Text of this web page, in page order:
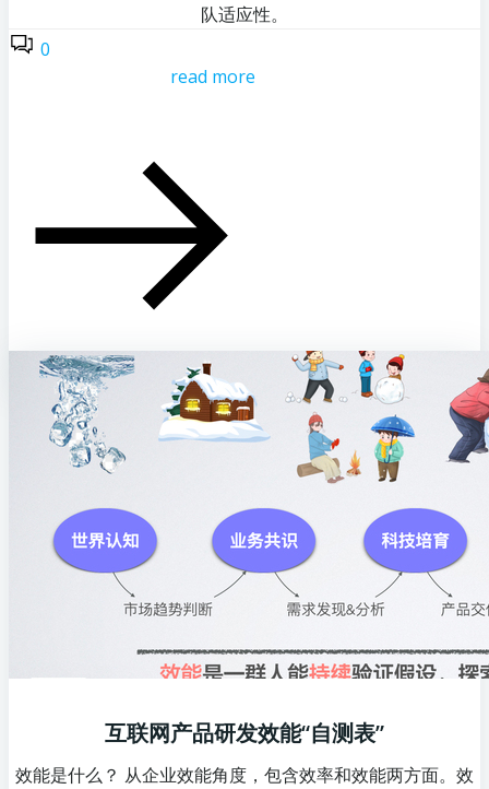
队适应性。
0
read more
互联网产品研发效能“自测表”
效能是什么？ 从企业效能角度，包含效率和效能两方面。效